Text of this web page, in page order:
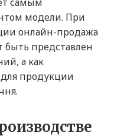
самым
модели. При
онлайн-продажа
быть представлен
а как
продукции